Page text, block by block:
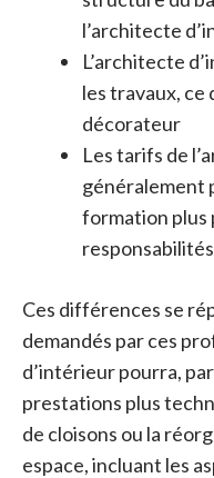
l’architecte
L’architecte
les travaux, ce
décorateur
Les tarifs de
généralement
formation plus
Ces différences se
demandés par ces
d’intérieur pourra,
prestations plus
de cloisons ou la
espace, incluant les